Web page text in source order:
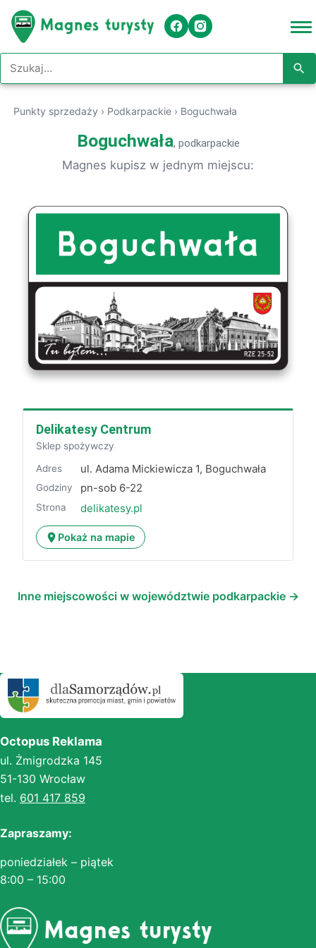
Szukaj w serwisie
Punkty sprzedaży › Podkarpackie › Boguchwała
Boguchwała, podkarpackie
Magnes kupisz w jednym miejscu:
Delikatesy Centrum
Sklep spożywczy
Adres ul. Adama Mickiewicza 1, Boguchwała
Godziny pn-sob 6-22
Strona delikatesy.pl
Pokaż na mapie
Inne miejscowości w województwie podkarpackie →
Octopus Reklama
ul. Żmigrodzka 145
51-130 Wrocław
tel. 601 417 859
Zapraszamy:
poniedziałek – piątek
8:00 – 15:00